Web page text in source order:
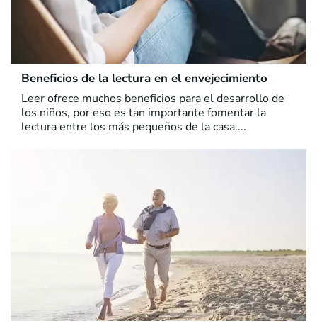
Beneficios de la lectura en el envejecimiento
Leer ofrece muchos beneficios para el desarrollo de
los niños, por eso es tan importante fomentar la
lectura entre los más pequeños de la casa....